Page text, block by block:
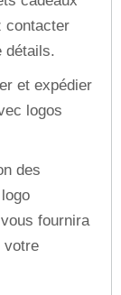
contacter
détails.
et expédier
logos
des
fournira
votre